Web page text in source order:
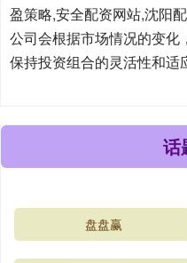
盈策略,安全配资网站,沈阳
公司会根据市场情况的变化
保持投资组合的灵活性和适
话
盘盘赢